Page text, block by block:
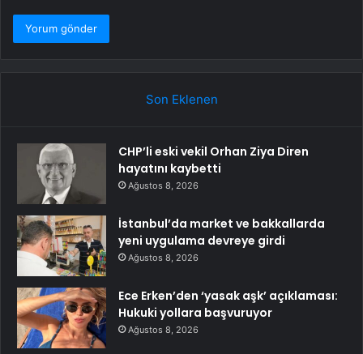
Son Eklenen
CHP’li eski vekil Orhan Ziya Diren
hayatını kaybetti
Ağustos 8, 2026
İstanbul’da market ve bakkallarda
yeni uygulama devreye girdi
Ağustos 8, 2026
Ece Erken’den ‘yasak aşk’ açıklaması:
Hukuki yollara başvuruyor
Ağustos 8, 2026